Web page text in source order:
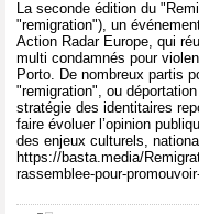
La seconde édition du
"remigration"), un
Action Radar Europe, qui
multi condamnés pour
Porto. De nombreux partis
"remigration", ou
stratégie des identitaires
faire évoluer l’opinion
des enjeux culturels,
https://basta.media/
rassemblee-pour-